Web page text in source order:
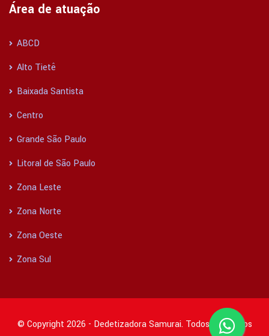
Área de atuação
ABCD
Alto Tietê
Baixada Santista
Centro
Grande São Paulo
Litoral de São Paulo
Zona Leste
Zona Norte
Zona Oeste
Zona Sul
© Copyright 2026 - Dedetizadora Samurai. Todos os direitos